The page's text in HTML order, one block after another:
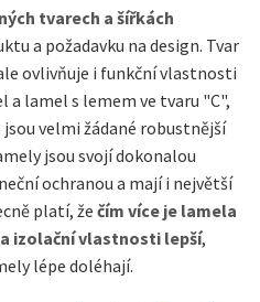
tvarech a šířkách
a požadavku na design. Tvar
ovlivňuje i funkční vlastnosti
a lamel s lemem ve tvaru "C",
velmi žádané robustnější
jsou svojí dokonalou
ochranou a mají i největší
platí, že čím více je lamela
izolační vlastnosti lepší,
lépe doléhají.